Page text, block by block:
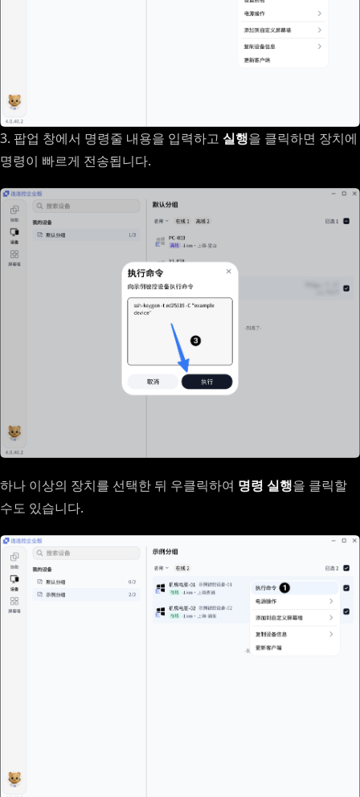
3. 팝업 창에서 명령줄 내용을 입력하고 실행을 클릭하면 장치에
명령이 빠르게 전송됩니다.
하나 이상의 장치를 선택한 뒤 우클릭하여 명령 실행을 클릭할
수도 있습니다.